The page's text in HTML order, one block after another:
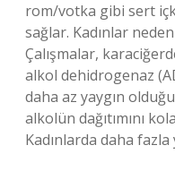
rom/votka gibi sert
sağlar. Kadınlar
Çalışmalar,
alkol dehidrogenaz
daha az yaygın
alkolün dağıtımını
Kadınlarda daha fazla